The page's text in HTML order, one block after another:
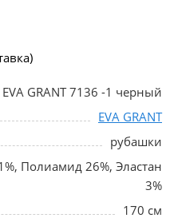
EVA GRANT 7136 -1 черный
EVA GRANT
рубашки
Полиамид 26%, Эластан
3%
170 см